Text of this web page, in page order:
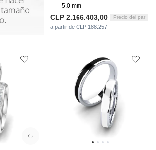
5.0 mm
CLP 2.166.403,00 Precio del par
a partir de CLP 188.257